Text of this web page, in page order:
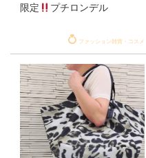
限定
プチロンデル
ファッション雑貨・コスメ